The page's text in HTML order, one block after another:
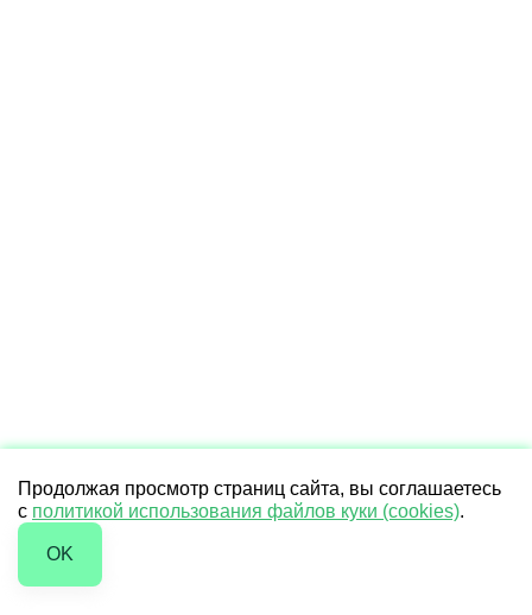
Продолжая просмотр страниц сайта, вы соглашаетесь
с политикой использования файлов куки (cookies).
OK